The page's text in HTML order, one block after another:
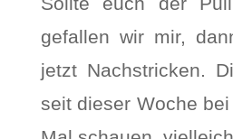
gefallen wir mir,
jetzt Nachstricken.
seit dieser Woche bei